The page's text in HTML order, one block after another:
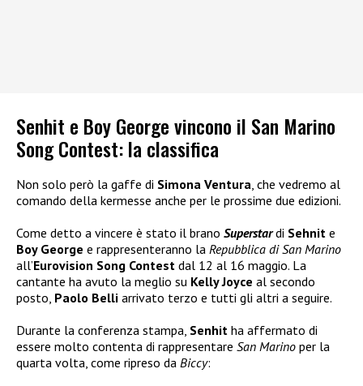
Senhit e Boy George vincono il San Marino
Song Contest: la classifica
Non solo però la gaffe di Simona Ventura, che vedremo al
comando della kermesse anche per le prossime due edizioni.
Come detto a vincere è stato il brano Superstardi Sehnit e
Boy George e rappresenteranno la Repubblica di San Marino
all’Eurovision Song Contest dal 12 al 16 maggio. La
cantante ha avuto la meglio su Kelly Joyce al secondo
posto, Paolo Belli arrivato terzo e tutti gli altri a seguire.
Durante la conferenza stampa, Senhit ha affermato di
essere molto contenta di rappresentare San Marino per la
quarta volta, come ripreso da Biccy: